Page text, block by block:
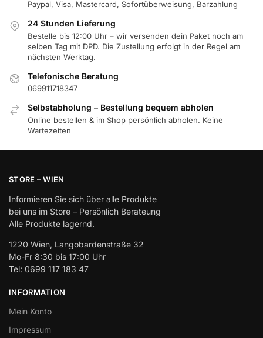
Paypal, Visa, Mastercard, Sofortüberweisung, Barzahlung
24 Stunden Lieferung
Bestelle bis 12:00 Uhr – wir versenden dein Paket noch am
selben Tag mit DPD. Die Zustellung erfolgt in der Regel am
nächsten Werktag.
Telefonische Beratung
069911718347
Selbstabholung – Bestellung bequem abholen
Online bestellen & im Shop persönlich abholen. Keine
Wartezeiten
STORE – WIEN
Informieren Sie sich über alle Produkte
bei uns im Store – Persönlich Berateung
Alle Produkte lagernd.
1220 Wien, Langobardenstraße 32
Mo-Fr 8:30 bis 17:00 Uhr
Tel: 0699 117 183 47
INFORMATION
Mein Konto
Impressum